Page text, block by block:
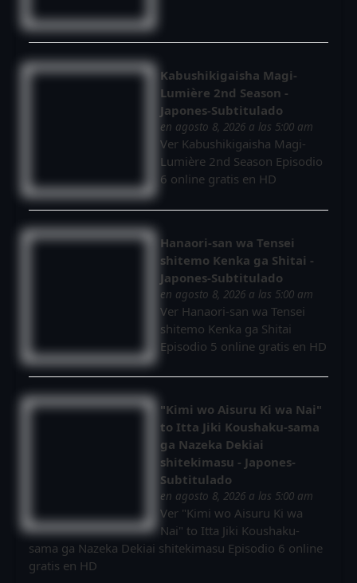
Kabushikigaisha Magi-
Lumière 2nd Season -
Japones-Subtitulado
en agosto 8, 2026 a las 5:00 am
Ver Kabushikigaisha Magi-
Lumière 2nd Season Episodio
6 online gratis en HD
Hanaori-san wa Tensei
shitemo Kenka ga Shitai -
Japones-Subtitulado
en agosto 8, 2026 a las 5:00 am
Ver Hanaori-san wa Tensei
shitemo Kenka ga Shitai
Episodio 5 online gratis en HD
"Kimi wo Aisuru Ki wa Nai"
to Itta Jiki Koushaku-sama
ga Nazeka Dekiai
shitekimasu - Japones-
Subtitulado
en agosto 8, 2026 a las 5:00 am
Ver "Kimi wo Aisuru Ki wa
Nai" to Itta Jiki Koushaku-
sama ga Nazeka Dekiai shitekimasu Episodio 6 online
gratis en HD